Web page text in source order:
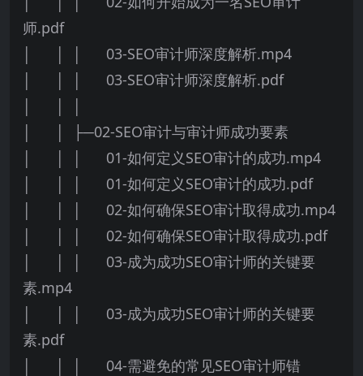
师.pdf
│ │ │ 03-SEO审计师深度解析.mp4
│ │ │ 03-SEO审计师深度解析.pdf
│ │ ├─02-SEO审计与审计师成功要素
│ │ │ 01-如何定义SEO审计的成功.mp4
│ │ │ 01-如何定义SEO审计的成功.pdf
│ │ │ 02-如何确保SEO审计取得成功.mp4
│ │ │ 02-如何确保SEO审计取得成功.pdf
│ │ │ 03-成为成功SEO审计师的关键要
素.mp4
│ │ │ 03-成为成功SEO审计师的关键要
素.pdf
│ │ │ 04-需避免的常见SEO审计师错